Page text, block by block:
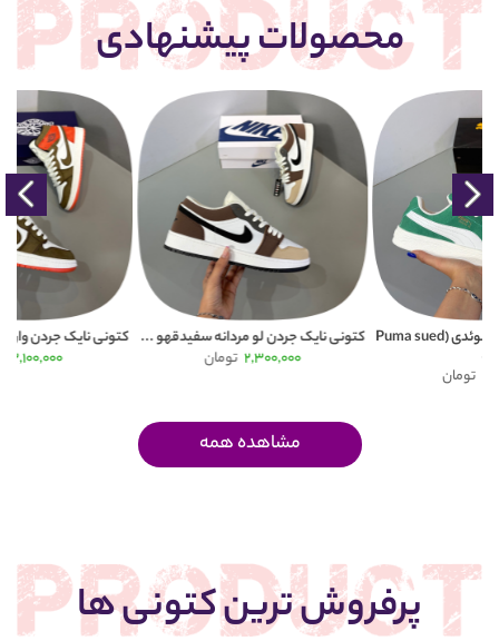
محصولات پیشنهادی
کتونی نایک جردن لو مردانه سفیدقهو ... کتونی نایک جردن وان مردانه سفید ق ...
مشاهده همه
پرفروش ترین کتونی ها